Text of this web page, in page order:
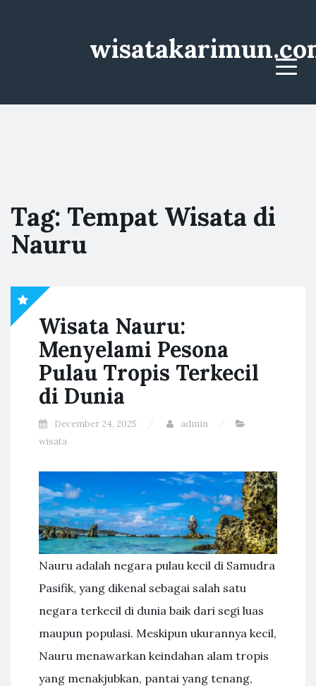
Menu
Tag: Tempat Wisata di
Nauru
Wisata Nauru:
Menyelami Pesona
Pulau Tropis Terkecil
di Dunia
December 24, 2025
admin
wisata
Nauru adalah negara pulau kecil di Samudra
Pasifik, yang dikenal sebagai salah satu
negara terkecil di dunia baik dari segi luas
maupun populasi. Meskipun ukurannya kecil,
Nauru menawarkan keindahan alam tropis
yang menakjubkan, pantai yang tenang,